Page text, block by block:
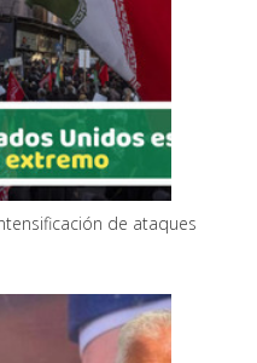
de ataques